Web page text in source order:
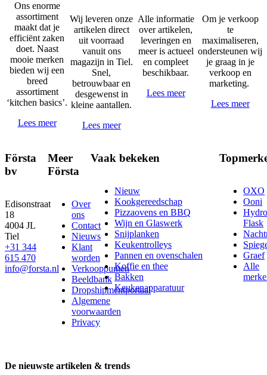
Ons enorme
assortiment
maakt dat je
efficiënt zaken
doet. Naast
mooie merken
bieden wij een
breed
assortiment
‘kitchen basics’.
Lees meer
Wij leveren onze
artikelen direct
uit voorraad
vanuit ons
magazijn in Tiel.
Snel,
betrouwbaar en
desgewenst in
kleine aantallen.
Lees meer
Alle informatie
over artikelen,
leveringen en
meer is actueel
en compleet
beschikbaar.
Lees meer
Om je verkoop
te
maximaliseren,
ondersteunen wij
je graag in je
verkoop en
marketing.
Lees meer
Första
bv
Edisonstraat
18
4004 JL
Tiel
+31 344
615 470
info@forsta.nl
Meer
Första
Over
ons
Contact
Nieuws
Klant
worden
Verkooppunten
Beeldbank
Dropshipmentportaal
Algemene
voorwaarden
Privacy
Vaak bekeken
Nieuw
Kookgereedschap
Pizzaovens en BBQ
Wijn en Glaswerk
Snijplanken
Keukentrolleys
Pannen en ovenschalen
Koffie en thee
Bakken
Keukenapparatuur
OXO
Ooni
Hydro
Flask
Graef
Alle
De nieuwste artikelen & trends